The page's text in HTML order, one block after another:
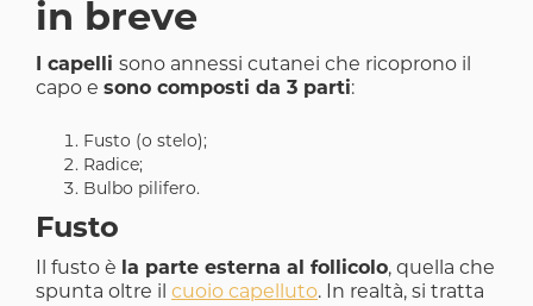
in breve
I capelli sono annessi cutanei che ricoprono il
capo e sono composti da 3 parti:
Fusto (o stelo);
Radice;
Bulbo pilifero.
Fusto
Il fusto è la parte esterna al follicolo, quella che
spunta oltre il cuoio capelluto. In realtà, si tratta